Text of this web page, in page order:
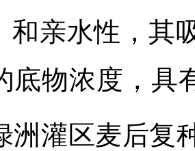
和亲水性，
底物浓度，具
洲灌区麦后复